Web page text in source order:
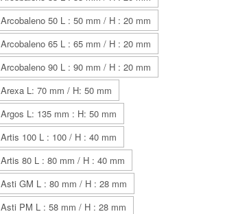
Arcobaleno 50 L : 50 mm / H : 20 mm
Arcobaleno 65 L : 65 mm / H : 20 mm
Arcobaleno 90 L : 90 mm / H : 20 mm
Arexa L: 70 mm / H: 50 mm
Argos L: 135 mm : H: 50 mm
Artis 100 L : 100 / H : 40 mm
Artis 80 L : 80 mm / H : 40 mm
Asti GM L : 80 mm / H : 28 mm
Asti PM L : 58 mm / H : 28 mm